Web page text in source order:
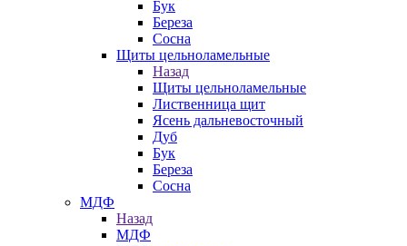
Бук
Береза
Сосна
Щиты цельноламельные
Назад
Щиты цельноламельные
Лиственница щит
Ясень дальневосточный
Дуб
Бук
Береза
Сосна
МДФ
Назад
МДФ